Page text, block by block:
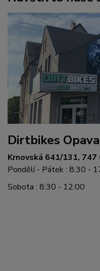
Dirtbikes Opava
Krnovská 641/131, 747
Pondělí - Pátek : 8:30 -
Sobota : 8:30 - 12:00